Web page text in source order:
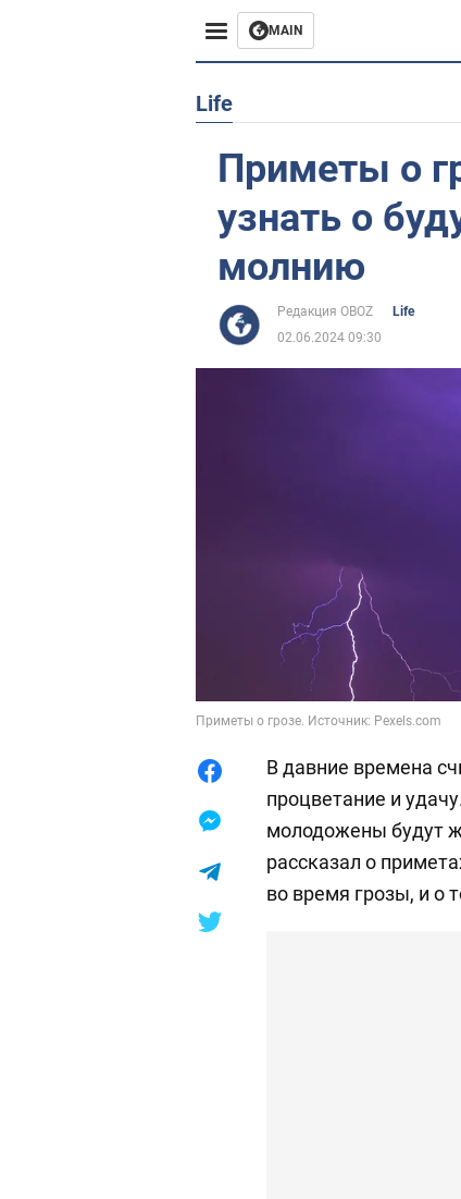
MAIN
Европа
Жизнь
Life
Приметы о
узнать о
молнию
Редакция OBOZ
Life
02.06.2024 09:30
Приметы о грозе. Источник: Pexels.com
В давние времена
процветание и
молодожены будут
рассказал о
во время грозы, и о